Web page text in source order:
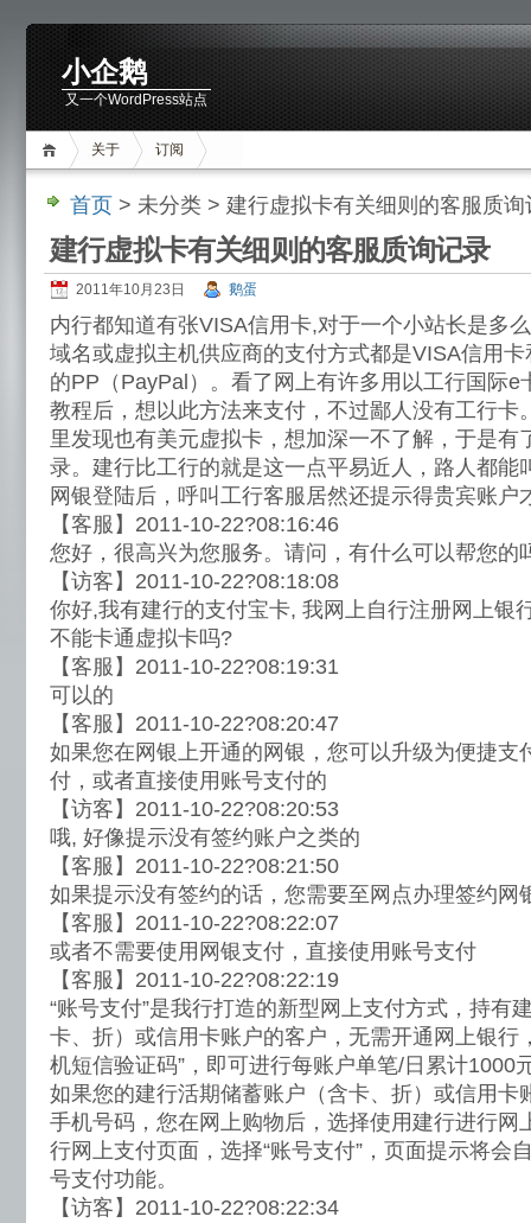
小企鹅
又一个WordPress站点
关于 订阅
首页 > 未分类 > 建行虚拟卡有关细则的客服质询
建行虚拟卡有关细则的客服质询记录
2011年10月23日 鹅蛋
内行都知道有张VISA信用卡,对于一个小站长是多
域名或虚拟主机供应商的支付方式都是VISA信用
的PP（PayPal）。看了网上有许多用以工行国际e
教程后，想以此方法来支付，不过鄙人没有工行卡
里发现也有美元虚拟卡，想加深一不了解，于是有
录。建行比工行的就是这一点平易近人，路人都能
网银登陆后，呼叫工行客服居然还提示得贵宾账户
【客服】2011-10-22?08:16:46
您好，很高兴为您服务。请问，有什么可以帮您的
【访客】2011-10-22?08:18:08
你好,我有建行的支付宝卡, 我网上自行注册网上银
不能卡通虚拟卡吗?
【客服】2011-10-22?08:19:31
可以的
【客服】2011-10-22?08:20:47
如果您在网银上开通的网银，您可以升级为便捷支
付，或者直接使用账号支付的
【访客】2011-10-22?08:20:53
哦, 好像提示没有签约账户之类的
【客服】2011-10-22?08:21:50
如果提示没有签约的话，您需要至网点办理签约网
【客服】2011-10-22?08:22:07
或者不需要使用网银支付，直接使用账号支付
【客服】2011-10-22?08:22:19
“账号支付”是我行打造的新型网上支付方式，持有
卡、折）或信用卡账户的客户，无需开通网上银行
机短信验证码”，即可进行每账户单笔/日累计1000
如果您的建行活期储蓄账户（含卡、折）或信用卡
手机号码，您在网上购物后，选择使用建行进行网
行网上支付页面，选择“账号支付”，页面提示将会
号支付功能。
【访客】2011-10-22?08:22:34